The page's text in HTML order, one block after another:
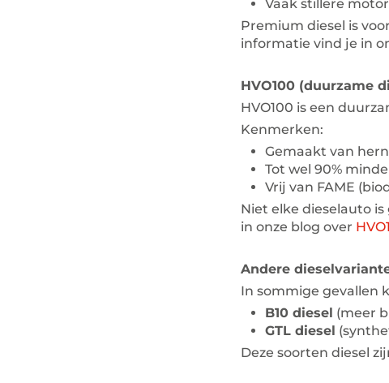
Vaak stillere
Premium diesel is
informatie vind je in
HVO100 (duurzame
HVO100 is een
Kenmerken:
Gemaakt van
Tot wel 90%
Vrij van FAME
Niet elke dieselauto
in onze blog over
Andere
In sommige gevallen
B10 diesel (meer
GTL diesel
Deze soorten diesel